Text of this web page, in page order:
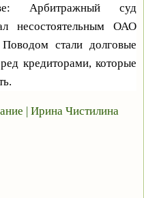
Арбитражный суд
несостоятельным ОАО
стали долговые
кредиторами, которые
| Ирина Чистилина